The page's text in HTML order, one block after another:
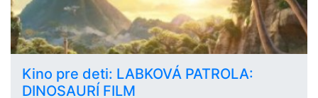
Kino pre deti: LABKOVÁ PATROLA:
DINOSAURÍ FILM